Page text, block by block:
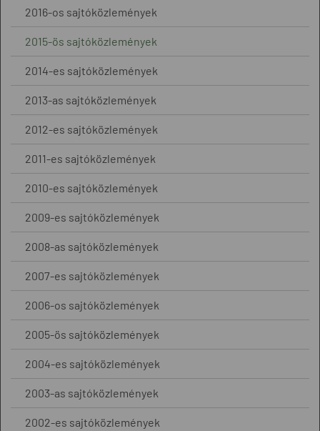
2016-os sajtóközlemények
2015-ös sajtóközlemények
2014-es sajtóközlemények
2013-as sajtóközlemények
2012-es sajtóközlemények
2011-es sajtóközlemények
2010-es sajtóközlemények
2009-es sajtóközlemények
2008-as sajtóközlemények
2007-es sajtóközlemények
2006-os sajtóközlemények
2005-ös sajtóközlemények
2004-es sajtóközlemények
2003-as sajtóközlemények
2002-es sajtóközlemények